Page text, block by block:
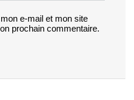
e-mail et mon site
prochain commentaire.